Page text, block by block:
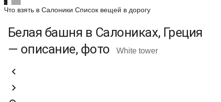
Что взять в Салоники Список вещей в дорогу
Белая башня в Салониках, Греция
— описание, фото
White tower

